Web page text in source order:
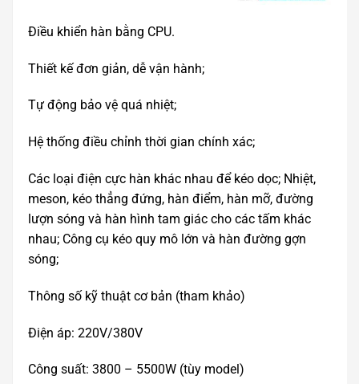
Điều khiển hàn bằng CPU.
Thiết kế đơn giản, dễ vận hành;
Tự động bảo vệ quá nhiệt;
Hệ thống điều chỉnh thời gian chính xác;
Các loại điện cực hàn khác nhau để kéo dọc; Nhiệt,
meson, kéo thẳng đứng, hàn điểm, hàn mỡ, đường
lượn sóng và hàn hình tam giác cho các tấm khác
nhau; Công cụ kéo quy mô lớn và hàn đường gợn
sóng;
Thông số kỹ thuật cơ bản (tham khảo)
Điện áp: 220V/380V
Công suất: 3800 – 5500W (tùy model)